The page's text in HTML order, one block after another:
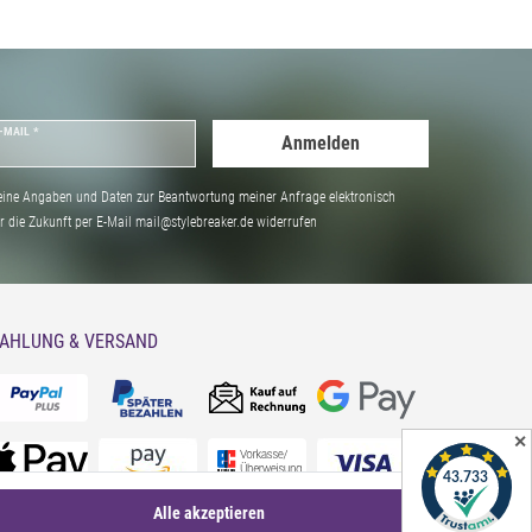
MAIL *
Anmelden
Angaben und Daten zur Beantwortung meiner Anfrage elektronisch
Zukunft per E-Mail mail@stylebreaker.de widerrufen
& VERSAND
Alle akzeptieren
✕